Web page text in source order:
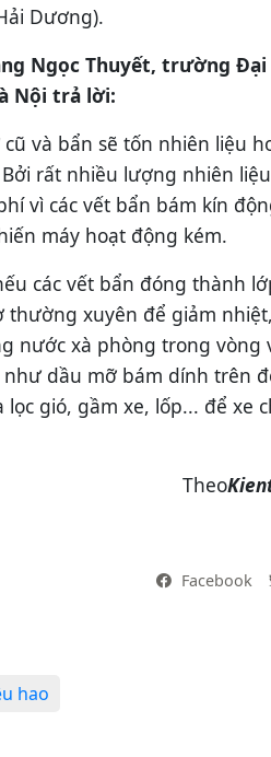
Dương).
Ngọc Thuyết, trường Đại
Nội trả lời:
và bẩn sẽ tốn nhiên liệu
Bởi rất nhiều lượng nhiên
vì các vết bẩn bám kín
máy hoạt động kém.
các vết bẩn đóng thành
thường xuyên để giảm
nước xà phòng trong vòng
dầu mỡ bám dính trên
gió, gầm xe, lốp... để xe
Theo
Facebook
hao